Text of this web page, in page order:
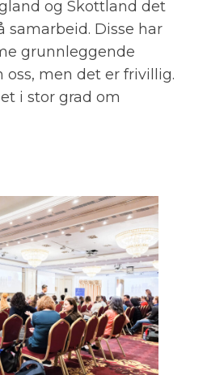
og Skottland det
samarbeid. Disse har
grunnleggende
men det er frivillig.
i stor grad om